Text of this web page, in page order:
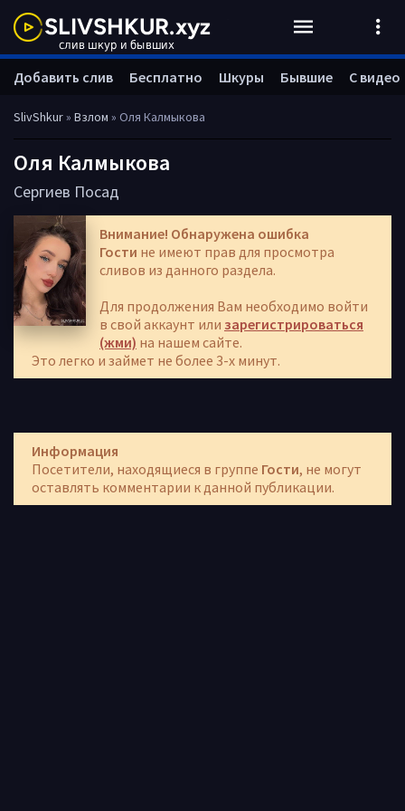
SlivShkur» Взлом » Оля Калмыкова
Оля Калмыкова
Сергиев Посад
Внимание! Обнаружена ошибка
Гости не имеют прав для просмотра
сливов из данного раздела.
Для продолжения Вам необходимо войти
в свой аккаунт или зарегистрироваться
(жми) на нашем сайте.
Это легко и займет не более 3-х минут.
Информация
Посетители, находящиеся в группе Гости, не могут
оставлять комментарии к данной публикации.
Добавить слив Бесплатно Шкуры Бывшие С видео